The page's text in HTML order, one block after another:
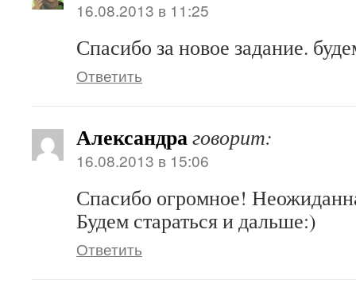
16.08.2013 в 11:25
Спасибо за новое задание.
Ответить
Александраговорит:
16.08.2013 в 15:06
Спасибо огромное!
Будем стараться и дальше:)
Ответить